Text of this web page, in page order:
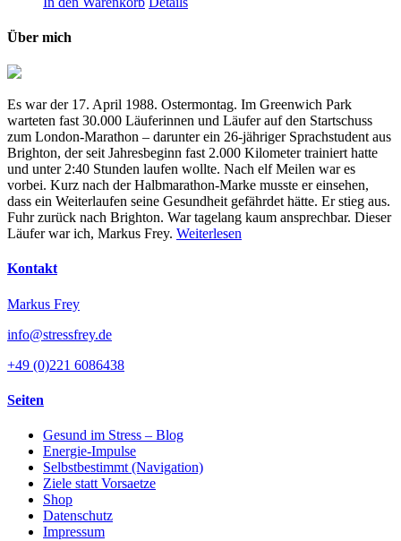
Über mich
Es war der 17. April 1988. Ostermontag. Im Greenwich Park
warteten fast 30.000 Läuferinnen und Läufer auf den Startschuss
zum London-Marathon – darunter ein 26-jähriger Sprachstudent aus
Brighton, der seit Jahresbeginn fast 2.000 Kilometer trainiert hatte
und unter 2:40 Stunden laufen wollte. Nach elf Meilen war es
vorbei. Kurz nach der Halbmarathon-Marke musste er einsehen,
dass ein Weiterlaufen seine Gesundheit gefährdet hätte. Er stieg aus.
Fuhr zurück nach Brighton. War tagelang kaum ansprechbar. Dieser
Läufer war ich, Markus Frey. Weiterlesen
Kontakt
Markus Frey
info@stressfrey.de
+49 (0)221 6086438
Seiten
Gesund im Stress – Blog
Energie-Impulse
Selbstbestimmt (Navigation)
Ziele statt Vorsaetze
Shop
Datenschutz
Impressum